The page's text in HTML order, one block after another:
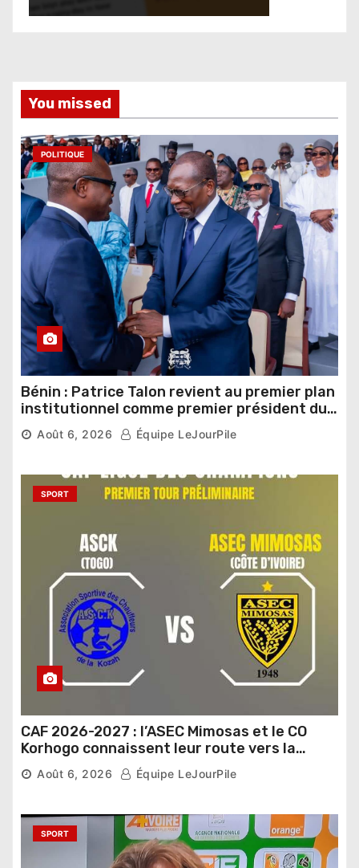
You missed
POLITIQUE
Bénin : Patrice Talon revient au premier plan
institutionnel comme premier président du
Sénat
Août 6, 2026 Équipe LeJourPile
SPORT
CAF 2026-2027 : l’ASEC Mimosas et le CO
Korhogo connaissent leur route vers la
phase de groupes
Août 6, 2026 Équipe LeJourPile
SPORT